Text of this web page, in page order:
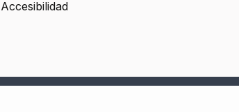
Accesibilidad